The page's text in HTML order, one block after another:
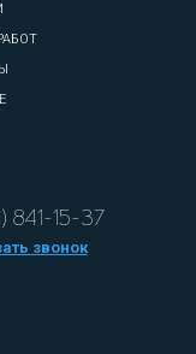
841-15-37
звонок